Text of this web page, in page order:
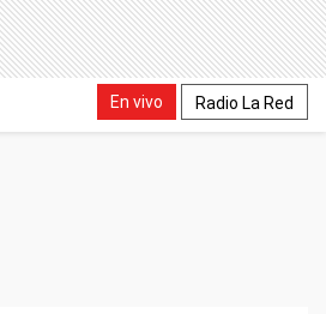
En vivo Radio La Red